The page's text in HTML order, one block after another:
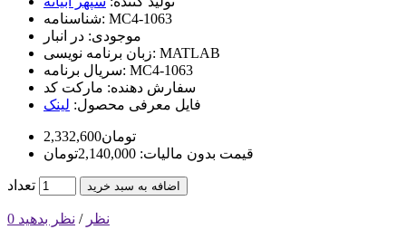
شناسنامه: MC4-1063
موجودی: در انبار
زبان برنامه نویسی: MATLAB
سریال برنامه: MC4-1063
سفارش دهنده: مارکت کد
فایل معرفی محصول: لینک
2,332,600تومان
قیمت بدون مالیات: 2,140,000تومان
تعداد اضافه به سبد خرید
0 نظر / نظر بدهید